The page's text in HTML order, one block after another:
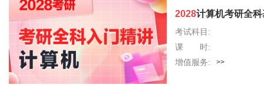
2028计算机考研全
考试科目:
课 时:
增值服务:
>>